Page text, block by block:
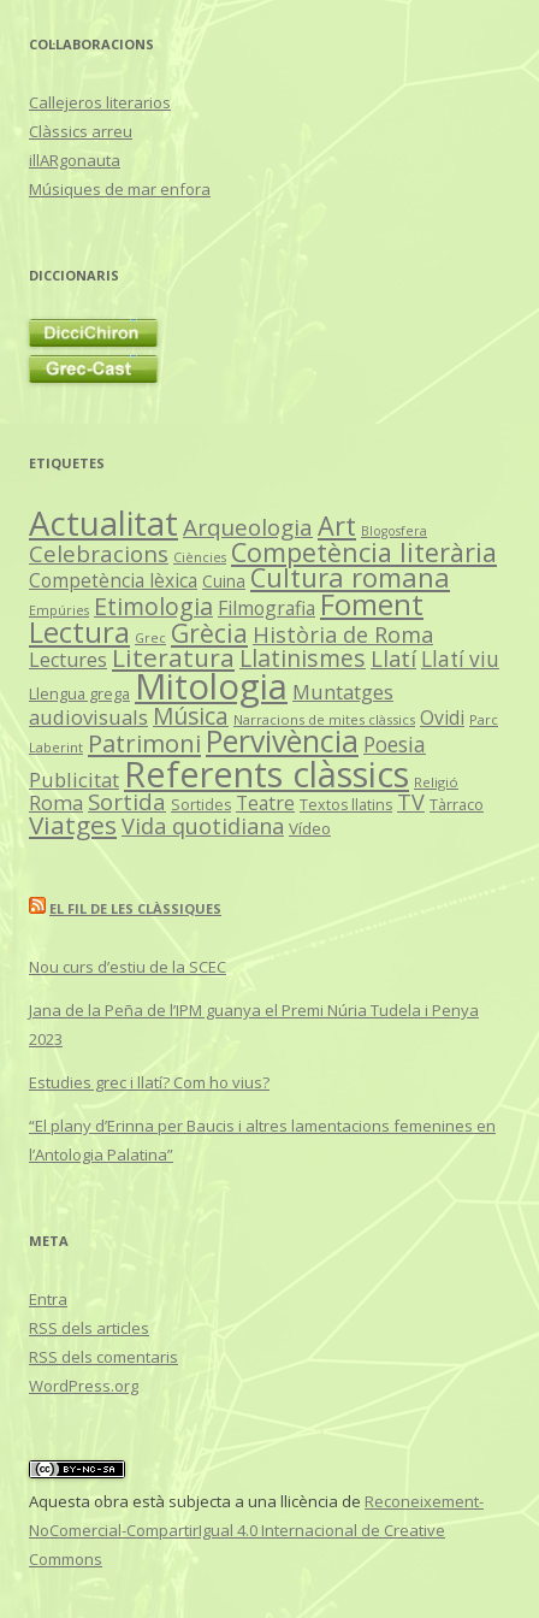
COL·LABORACIONS
Callejeros literarios
Clàssics arreu
illARgonauta
Músiques de mar enfora
DICCIONARIS
ETIQUETES
ActualitatArqueologia Art Blogosfera
Celebracions Ciències Competència literària
Competència lèxica Cuina Cultura romana
Empúries Etimologia Filmografia Foment
Lectura Grec Grècia Història de Roma
Lectures LiteraturaLlatinismes Llatí Llatí viu
Llengua grega Mitologia Muntatges
audiovisuals Música Narracions de mites clàssics Ovidi Parc
Laberint PatrimoniPervivència Poesia
PublicitatReferents clàssics Religió
Roma Sortida Sortides Teatre Textos llatins TV Tàrraco
Viatges Vida quotidiana Vídeo
EL FIL DE LES CLÀSSIQUES
Nou curs d’estiu de la SCEC
Jana de la Peña de l’IPM guanya el Premi Núria Tudela i Penya
2023
Estudies grec i llatí? Com ho vius?
“El plany d’Erinna per Baucis i altres lamentacions femenines en
l’Antologia Palatina”
META
Entra
RSS dels articles
RSS dels comentaris
WordPress.org
Aquesta obra està subjecta a una llicència de Reconeixement-
NoComercial-CompartirIgual 4.0 Internacional de Creative
Commons